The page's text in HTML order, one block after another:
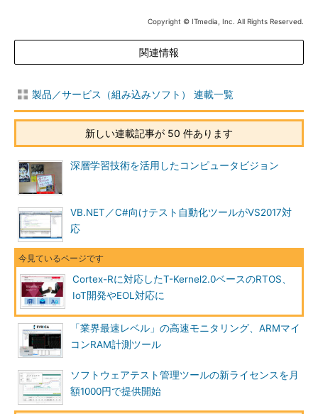
Copyright © ITmedia, Inc. All Rights Reserved.
関連情報
製品／サービス（組み込みソフト） 連載一覧
新しい連載記事が 50 件あります
深層学習技術を活用したコンピュータビジョン
VB.NET／C#向けテスト自動化ツールがVS2017対
応
Cortex-Rに対応したT-Kernel2.0ベースのRTOS、
IoT開発やEOL対応に
「業界最速レベル」の高速モニタリング、ARMマイ
コンRAM計測ツール
ソフトウェアテスト管理ツールの新ライセンスを月
額1000円で提供開始